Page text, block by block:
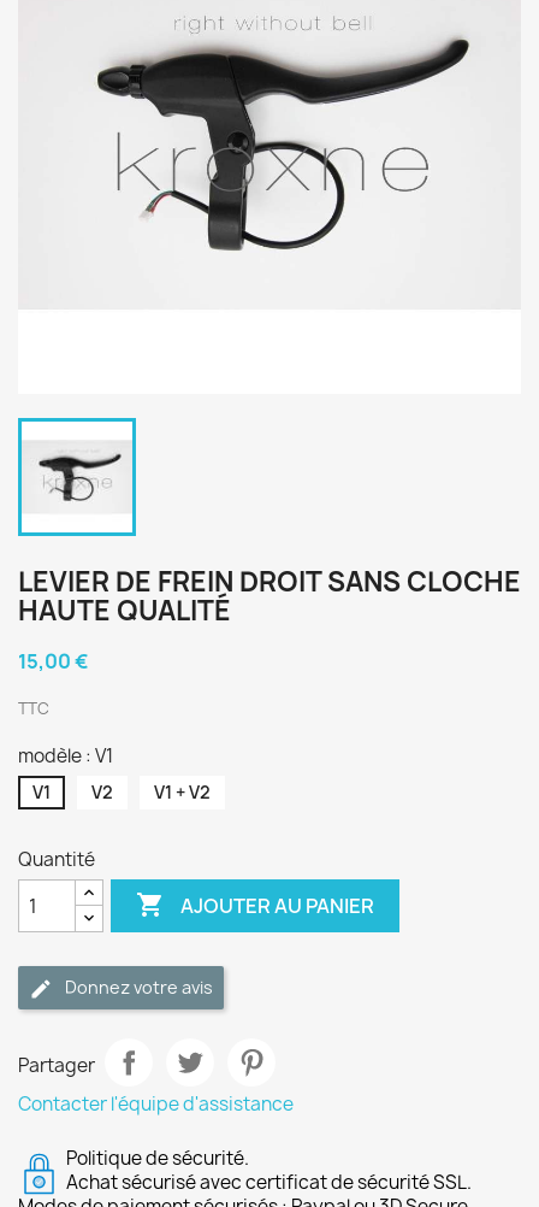
LEVIER DE FREIN DROIT SANS CLOCHE
HAUTE QUALITÉ
15,00 €
TTC
modèle : V1
V1 V2 V1 + V2
Quantité
 AJOUTER AU PANIER
Donnez votre avis
Partager
Contacter l'équipe d'assistance
Politique de sécurité.
Achat sécurisé avec certificat de sécurité SSL.